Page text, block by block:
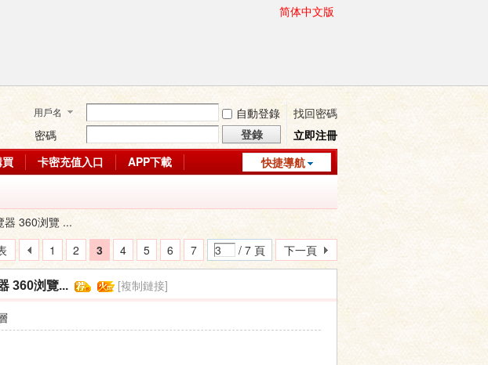
简体中文版
用戶名 自動登錄
找回密碼
密碼
登錄
立即注冊
快捷導航
卡密充值入口
APP下載
器 360浏覽 ...
1
2 3 4 5 6 7 / 7 頁 下一頁
360浏覽... [複制鏈接]